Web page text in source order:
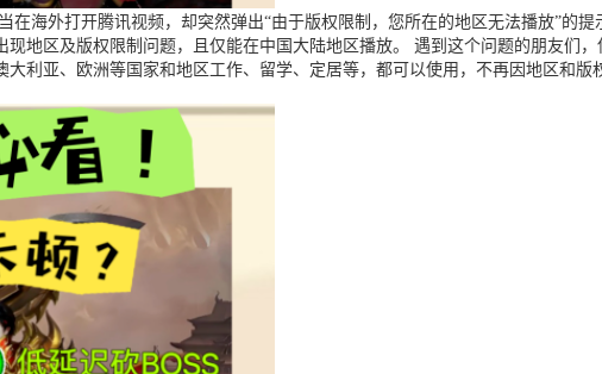
海外打开腾讯视频，却突然弹出“由于版权限制，您所在的地区无法播放”的
地区及版权限制问题，且仅能在中国大陆地区播放。 遇到这个问题的朋友们
利亚、欧洲等国家和地区工作、留学、定居等，都可以使用，不再因地区和版